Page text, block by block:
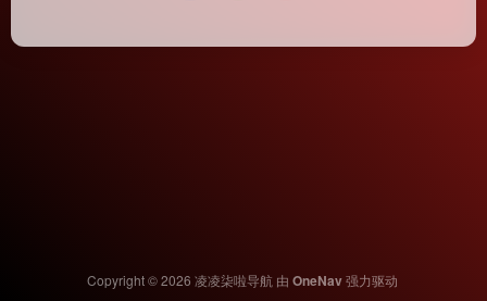
Copyright © 2026 凌凌柒啦导航 由 OneNav强力驱动